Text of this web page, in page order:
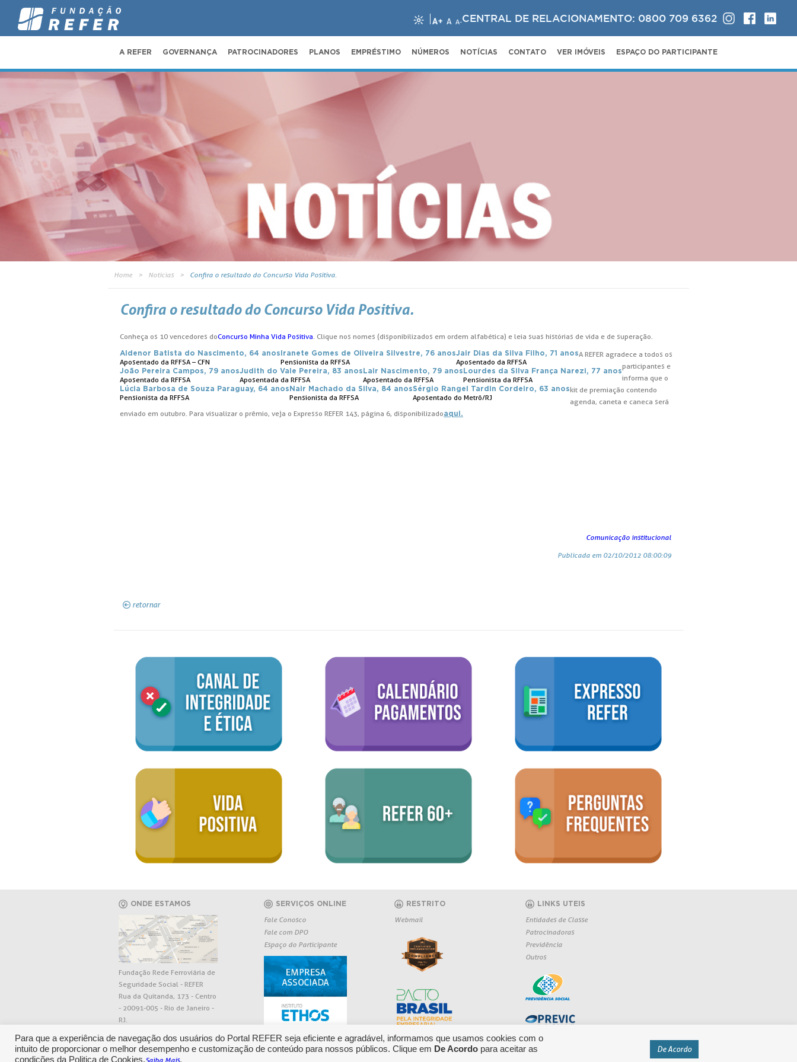
A+ A A-CENTRAL DE RELACIONAMENTO: 0800 709 6362
A REFER GOVERNANÇA PATROCINADORES PLANOS EMPRÉSTIMO NÚMEROS NOTÍCIAS CONTATO VER IMÓVEIS ESPAÇO DO PARTICIPANTE
Home Notícias Confira o resultado do Concurso Vida Positiva.
Confira o resultado do Concurso Vida Positiva.
Conheça os 10 vencedores doConcurso Minha Vida Positiva. Clique nos nomes (disponibilizados em ordem alfabética) e leia suas histórias de vida e de superação.
Aldenor Batista do Nascimento, 64 anos
Aposentado da RFFSA – CFN
Iranete Gomes de Oliveira Silvestre, 76 anos
Pensionista da RFFSA
Jair Dias da Silva Filho, 71 anos
Aposentado da RFFSA
João Pereira Campos, 79 anos
Aposentado da RFFSA
Judith do Vale Pereira, 83 anos
Aposentada da RFFSA
Lair Nascimento, 79 anos
Aposentado da RFFSA
Lourdes da Silva França Narezi, 77 anos
Pensionista da RFFSA
Lúcia Barbosa de Souza Paraguay, 64 anos
Pensionista da RFFSA
Nair Machado da Silva, 84 anos
Pensionista da RFFSA
Sérgio Rangel Tardin Cordeiro, 63 anos
Aposentado do Metrô/RJ
A REFER agradece a todos os
participantes e
informa que o
kit de premiação contendo
agenda, caneta e caneca será
enviado em outubro. Para visualizar o prêmio, veja o Expresso REFER 143, página 6, disponibilizadoaqui.
Comunicação institucional
Publicada em 02/10/2012 08:00:09
retornar
ONDE ESTAMOS
Fundação Rede Ferroviária de
Seguridade Social - REFER
Rua da Quitanda, 173 - Centro
- 20091-005 - Rio de Janeiro -
RJ.
SERVIÇOS ONLINE
Fale Conosco
Fale com DPO
Espaço do Participante
RESTRITO
Webmail
LINKS UTEIS
Entidades de Classe
Patrocinadoras
Previdência
Outros
Para que a experiência de navegação dos usuários do Portal REFER seja eficiente e agradável, informamos que usamos cookies com o
intuito de proporcionar o melhor desempenho e customização de conteúdo para nossos públicos. Clique em De Acordo para aceitar as
condições da Politica de Cookies.Saiba Mais.
De Acordo